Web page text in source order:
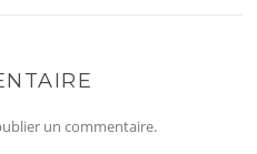
un commentaire.